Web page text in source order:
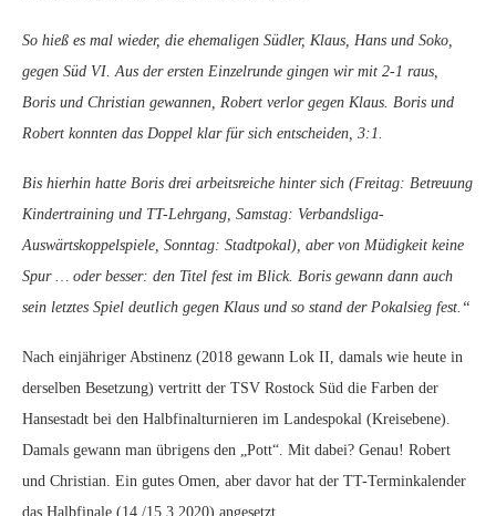
So hieß es mal wieder, die ehemaligen Südler, Klaus, Hans und Soko,
gegen Süd VI. Aus der ersten Einzelrunde gingen wir mit 2-1 raus,
Boris und Christian gewannen, Robert verlor gegen Klaus. Boris und
Robert konnten das Doppel klar für sich entscheiden, 3:1.
Bis hierhin hatte Boris drei arbeitsreiche hinter sich (Freitag: Betreuung
Kindertraining und TT-Lehrgang, Samstag: Verbandsliga-
Auswärtskoppelspiele, Sonntag: Stadtpokal), aber von Müdigkeit keine
Spur … oder besser: den Titel fest im Blick. Boris gewann dann auch
sein letztes Spiel deutlich gegen Klaus und so stand der Pokalsieg fest.“
Nach einjähriger Abstinenz (2018 gewann Lok II, damals wie heute in
derselben Besetzung) vertritt der TSV Rostock Süd die Farben der
Hansestadt bei den Halbfinalturnieren im Landespokal (Kreisebene).
Damals gewann man übrigens den „Pott“. Mit dabei? Genau! Robert
und Christian. Ein gutes Omen, aber davor hat der TT-Terminkalender
das Halbfinale (14./15.3.2020) angesetzt.